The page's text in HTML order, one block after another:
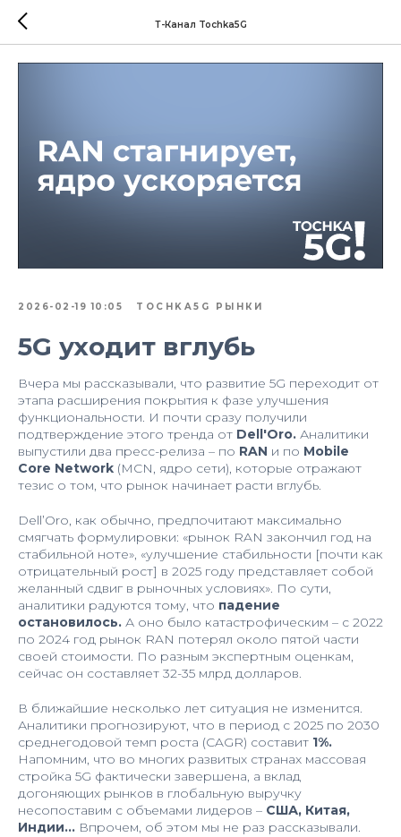
Т-Канал Tochka5G
2026-02-19 10:05 TOCHKA5G РЫНКИ
5G уходит вглубь
Вчера мы рассказывали, что развитие 5G переходит от
этапа расширения покрытия к фазе улучшения
функциональности. И почти сразу получили
подтверждение этого тренда от Dell'Oro. Аналитики
выпустили два пресс-релиза – по RAN и по Mobile
Core Network (MCN, ядро сети), которые отражают
тезис о том, что рынок начинает расти вглубь.
Dell’Oro, как обычно, предпочитают максимально
смягчать формулировки: «рынок RAN закончил год на
стабильной ноте», «улучшение стабильности [почти как
отрицательный рост] в 2025 году представляет собой
желанный сдвиг в рыночных условиях». По сути,
аналитики радуются тому, что падение
остановилось. А оно было катастрофическим – с 2022
по 2024 год рынок RAN потерял около пятой части
своей стоимости. По разным экспертным оценкам,
сейчас он составляет 32-35 млрд долларов.
В ближайшие несколько лет ситуация не изменится.
Аналитики прогнозируют, что в период с 2025 по 2030
среднегодовой темп роста (CAGR) составит 1%.
Напомним, что во многих развитых странах массовая
стройка 5G фактически завершена, а вклад
догоняющих рынков в глобальную выручку
несопоставим с объемами лидеров – США, Китая,
Индии... Впрочем, об этом мы не раз рассказывали.